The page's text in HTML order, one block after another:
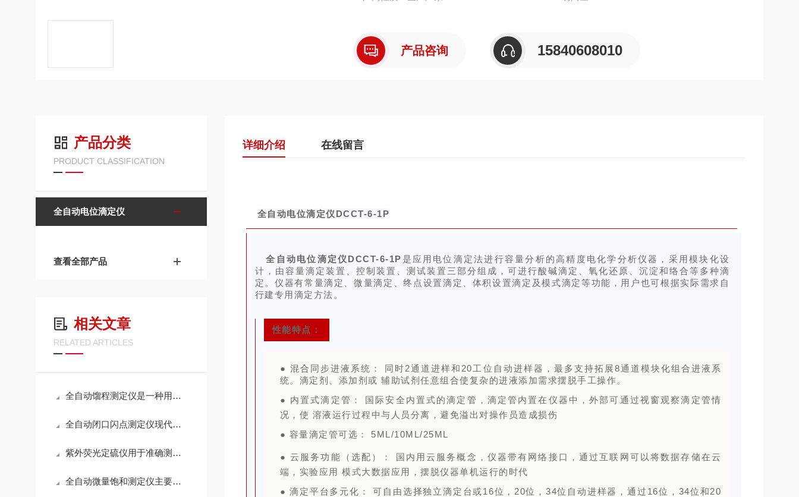
产品咨询 15840608010
产品分类
PRODUCT CLASSIFICATION
全自动电位滴定仪
查看全部产品
相关文章
RELATED ARTICLES
全自动馏程测定仪是一种用于测定液体样品沸点范围和馏程的仪器
全自动闭口闪点测定仪现代工业安全与质量控制的得力助手
紫外荧光定硫仪用于准确测定样品中硫含量的高灵敏度分析仪器
全自动微量饱和测定仪主要用于测量液体的饱和蒸气压
详细介绍 在线留言
全自动电位滴定仪DCCT-6-1P
全自动电位滴定仪DCCT-6-1P 是应用电位滴定法进行容量分析的高精度电化学分析仪器，采用模块化设
计，由容量滴定装置、控制装置、测试装置三部分组成，可进行酸碱滴定、氧化还原、沉淀和络合等多种滴
定。仪器有常量滴定、微量滴定、终点设置滴定、体积设置滴定及模式滴定等功能，用户也可根据实际需求自
行建专用滴定方法。
性能特点：
● 混合同步进液系统： 同时2通道进样和20工位自动进样器，最多支持拓展8通道模块化组合进液系
统。滴定剂、添加剂或 辅助试剂任意组合使复杂的进液添加需求摆脱手工操作。
● 内置式滴定管： 国际安全内置式的滴定管，滴定管内置在仪器中，外部可通过视窗观察滴定管情
况，使 溶液运行过程中与人员分离，避免溢出对操作员造成损伤
● 容量滴定管可选： 5ML/10ML/25ML
● 云服务功能（选配）： 国内用云服务概念，仪器带有网络接口，通过互联网可以将数据存储在云
端，实验应用 模式大数据应用，摆脱仪器单机运行的时代
●滴定平台多元化： 可自由选择独立滴定台或16位，20位，34位自动进样器，通过16位，34位和20